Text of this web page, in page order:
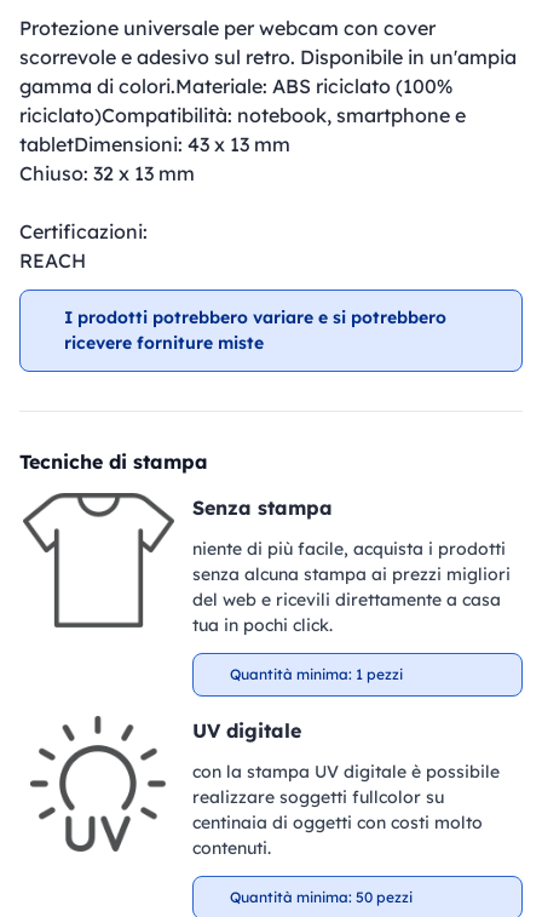
Protezione universale per webcam con cover
scorrevole e adesivo sul retro. Disponibile in un'ampia
gamma di colori.Materiale: ABS riciclato (100%
riciclato)Compatibilità: notebook, smartphone e
tabletDimensioni: 43 x 13 mm
Chiuso: 32 x 13 mm
Certificazioni:
REACH
I prodotti potrebbero variare e si potrebbero
ricevere forniture miste
Tecniche di stampa
Senza stampa
niente di più facile, acquista i prodotti
senza alcuna stampa ai prezzi migliori
del web e ricevili direttamente a casa
tua in pochi click.
Quantità minima: 1 pezzi
UV digitale
con la stampa UV digitale è possibile
realizzare soggetti fullcolor su
centinaia di oggetti con costi molto
contenuti.
Quantità minima: 50 pezzi